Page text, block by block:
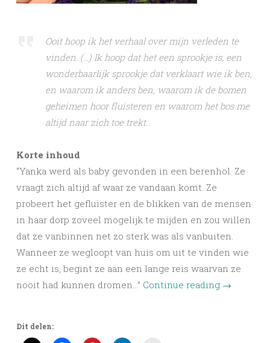
Ooit hoop ik het verhaal over mijn verleden te
vinden. (…) Ik hoop dat het een sprookje is, een
wonderbaarlijk sprookje dat verklaart wie ik ben,
en waarom ik anders ben, waarom ik de bomen
geheimen hoor fluisteren en waarom het bos me
altijd naar zich toe trekt.
Korte inhoud
“Yanka werd als baby gevonden in een berenhol. Ze
vraagt zich altijd af waar ze vandaan komt. Ze
probeert het gefluister en de blikken van de mensen
in haar dorp zoveel mogelijk te mijden en zou willen
dat ze vanbinnen net zo sterk was als vanbuiten.
Wanneer ze wegloopt van huis om uit te vinden wie
ze echt is, begint ze aan een lange reis waarvan ze
nooit had kunnen dromen…” Continue reading →
Dit delen: